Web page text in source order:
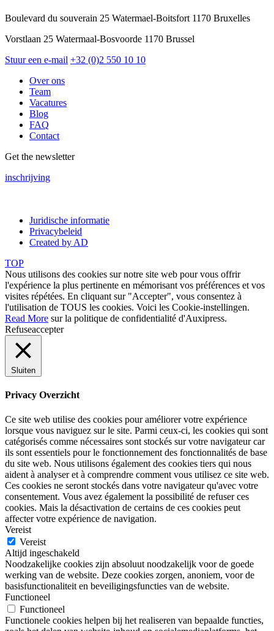
Boulevard du souverain 25 Watermael-Boitsfort 1170 Bruxelles
Vorstlaan 25 Watermaal-Bosvoorde 1170 Brussel
Stuur een e-mail +32 (0)2 550 10 10
Over ons
Team
Vacatures
Blog
FAQ
Contact
Get the newsletter
inschrijving
Juridische informatie
Privacybeleid
Created by AD
TOP
Nous utilisons des cookies sur notre site web pour vous offrir
l'expérience la plus pertinente en mémorisant vos préférences et vos
visites répétées. En cliquant sur "Accepter", vous consentez à
l'utilisation de TOUS les cookies. Voici les Cookie-instellingen.
Read More sur la politique de confidentialité d'Auxipress.
Refuseaccepter
Sluiten
Privacy Overzicht
Ce site web utilise des cookies pour améliorer votre expérience
lorsque vous naviguez sur le site. Parmi ceux-ci, les cookies qui sont
catégorisés comme nécessaires sont stockés sur votre navigateur car
ils sont essentiels pour le fonctionnement des fonctionnalités de base
du site web. Nous utilisons également des cookies tiers qui nous
aident à analyser et à comprendre comment vous utilisez ce site web.
Ces cookies ne seront stockés dans votre navigateur qu'avec votre
consentement. Vous avez également la possibilité de refuser ces
cookies. Mais la désactivation de certains de ces cookies peut
affecter votre expérience de navigation.
Vereist
Vereist
Altijd ingeschakeld
Noodzakelijke cookies zijn absoluut noodzakelijk voor de goede
werking van de website. Deze cookies zorgen, anoniem, voor de
basisfunctionaliteit en beveiligingsfuncties van de website.
Functioneel
Functioneel
Functionele cookies helpen bij het realiseren van bepaalde functies,